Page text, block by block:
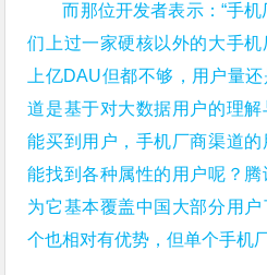
而那位开发者表示：“手
们上过一家硬核以外的大手机
上亿DAU但都不够，用户量
道是基于对大数据用户的理
能买到用户，手机厂商渠道
能找到各种属性的用户呢？
为它基本覆盖中国大部分用
个也相对有优势，但单个手机